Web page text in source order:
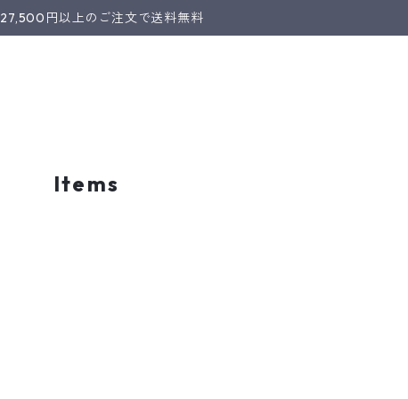
27,500円以上のご注文で送料無料
Items